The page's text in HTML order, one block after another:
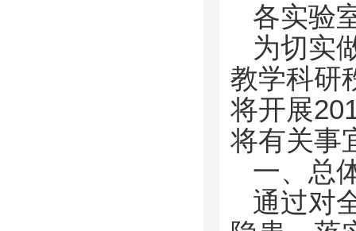
各实验
为切实
教学科研
将开展
将有关事
一、总
通过对